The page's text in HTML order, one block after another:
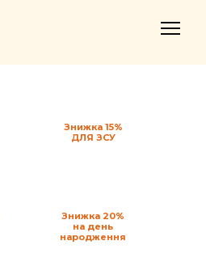
Знижка 15%
ДЛЯ ЗСУ
Знижка 20%
на день
народження